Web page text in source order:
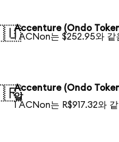
Accenture (Ondo
1 ACNon는 $252.95와 같
Accenture (Ondo
알
1 ACNon는 R$917.32와